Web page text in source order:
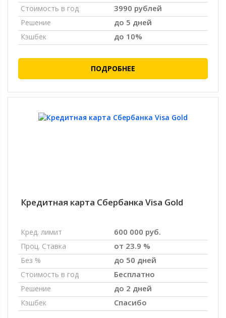
Стоимость в год 3990 рублей
Решение до 5 дней
Кэшбек до 10%
ПОДРОБНЕЕ
Кредитная карта Сбербанка Visa Gold
Кред. лимит 600 000 руб.
Проц. Ставка от 23.9 %
Без % до 50 дней
Стоимость в год Бесплатно
Решение до 2 дней
Кэшбек Спасибо